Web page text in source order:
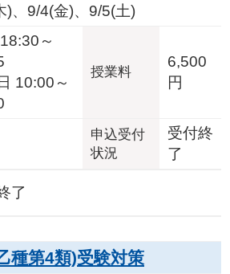
)、9/4(金)、9/5(土)
～
10:00～
授業料
6,500
円
申込受付
状況
受付終
了
了
種第4類)受験対策